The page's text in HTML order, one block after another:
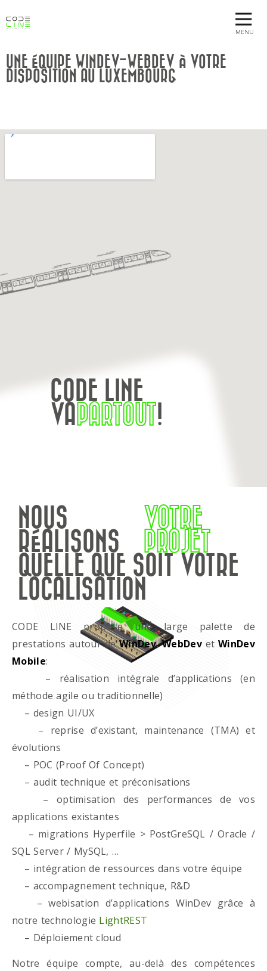
MENU
UNE ÉQUIPE WINDEV-WEBDEV À VOTRE
DISPOSITION AU LUXEMBOURG
CODE LINE
VAPARTOUT!
NOUS
RÉALISONS
VOTRE
PROJET
QUELLE QUE SOIT VOTRE
LOCALISATION
CODE LINE propose une large palette de
prestations autour deWinDev,WebDevet WinDev
Mobile:
– réalisation intégrale d’applications (en
méthode agile ou traditionnelle)
– design UI/UX
– reprise d’existant, maintenance (TMA) et
évolutions
– POC (Proof Of Concept)
– audit technique et préconisations
– optimisation des performances de vos
applications existantes
– migrations Hyperfile > PostGreSQL / Oracle /
SQL Server / MySQL, …
– intégration de ressources dans votre équipe
– accompagnement technique, R&D
– webisation d’applications WinDev grâce à
notre technologie LightREST
– Déploiement cloud
Notre équipe compte, au-delà des compétences